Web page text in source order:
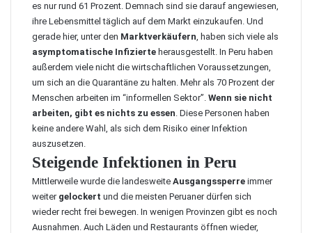
es nur rund 61 Prozent. Demnach sind sie darauf angewiesen,
ihre Lebensmittel täglich auf dem Markt einzukaufen. Und
gerade hier, unter den Marktverkäufern, haben sich viele als
asymptomatische Infizierte herausgestellt. In Peru haben
außerdem viele nicht die wirtschaftlichen Voraussetzungen,
um sich an die Quarantäne zu halten. Mehr als 70 Prozent der
Menschen arbeiten im “informellen Sektor”. Wenn sie nicht
arbeiten, gibt es nichts zu essen. Diese Personen haben
keine andere Wahl, als sich dem Risiko einer Infektion
auszusetzen.
Steigende Infektionen in Peru
Mittlerweile wurde die landesweite Ausgangssperre immer
weiter gelockert und die meisten Peruaner dürfen sich
wieder recht frei bewegen. In wenigen Provinzen gibt es noch
Ausnahmen. Auch Läden und Restaurants öffnen wieder,